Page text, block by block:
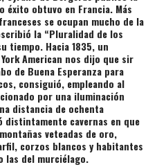
éxito obtuvo en Francia. Más
se ocupan mucho de la
la “Pluralidad de los
tiempo. Hacia 1835, un
American nos dijo que sir
de Buena Esperanza para
consiguió, empleando al
por una iluminación
distancia de ochenta
distintamente cavernas en que
veteadas de oro,
corzos blancos y habitantes
las del murciélago.